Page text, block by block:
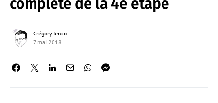
complète de la 4e étape
Grégory Ienco
7 mai 2018